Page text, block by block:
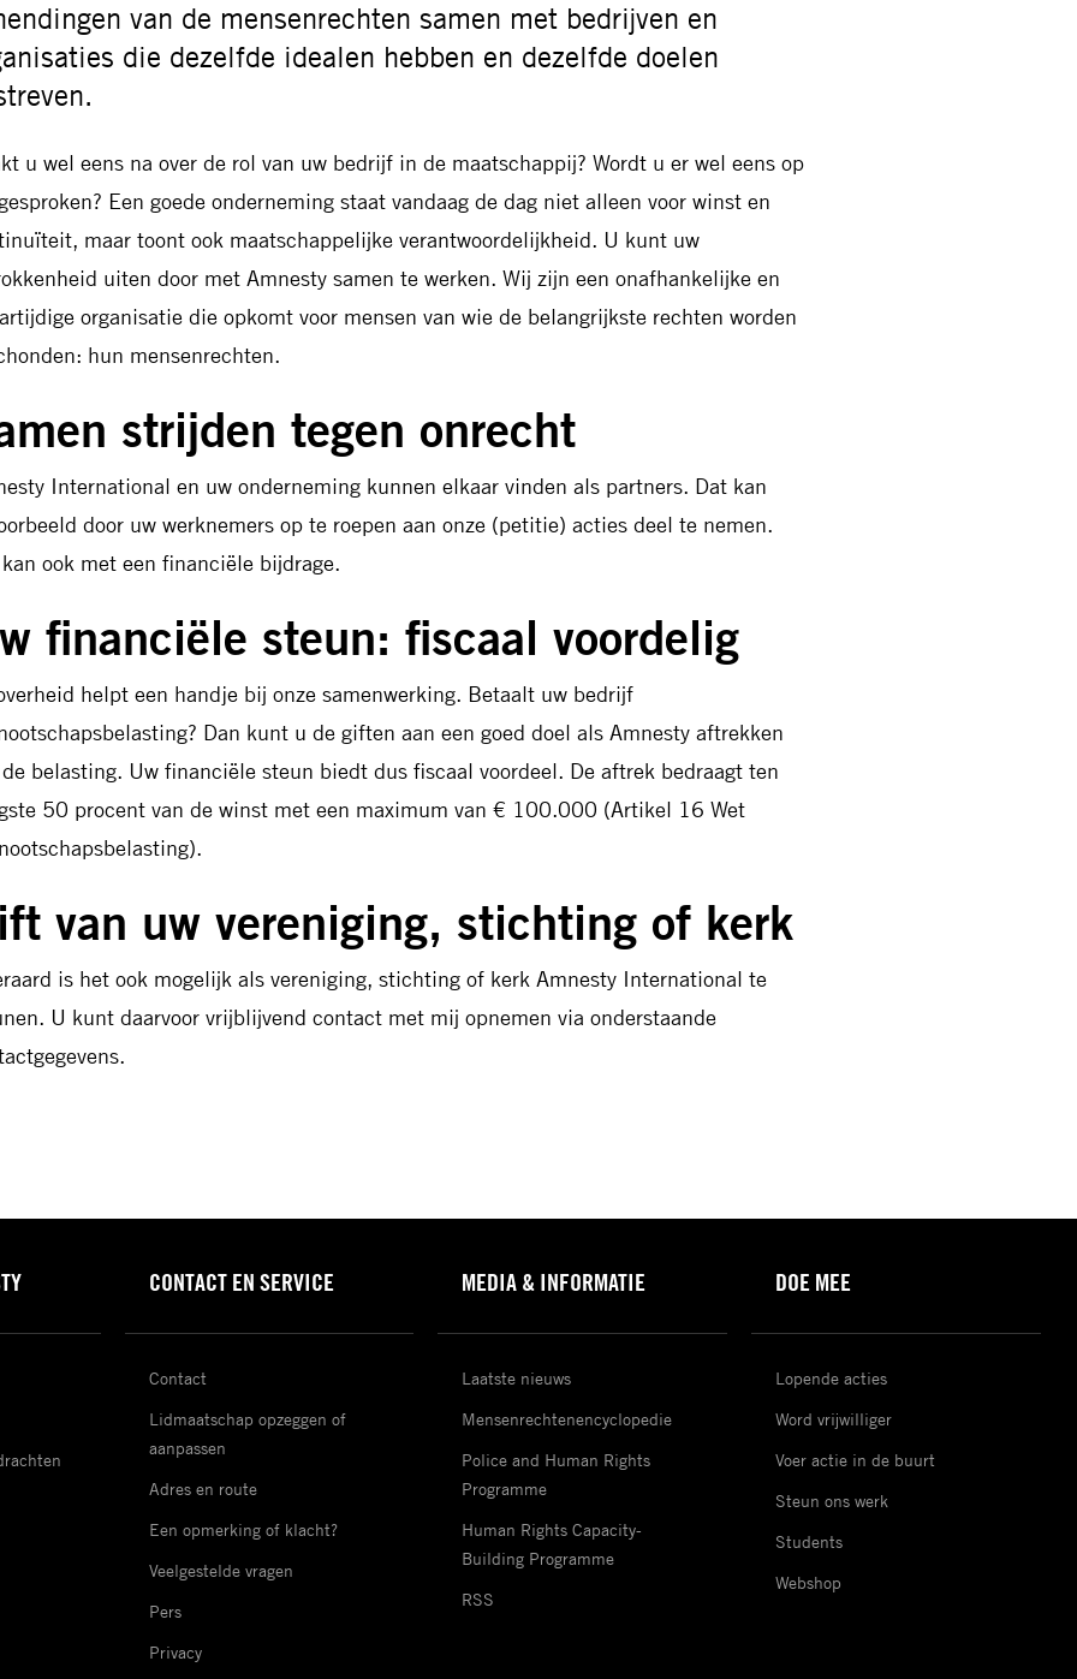
van de mensenrechten samen met bedrijven en
die dezelfde idealen hebben en dezelfde doelen
u wel eens na over de rol van uw bedrijf in de maatschappij? Wordt u er wel eens op
Een goede onderneming staat vandaag de dag niet alleen voor winst en
maar toont ook maatschappelijke verantwoordelijkheid. U kunt uw
uiten door met Amnesty samen te werken. Wij zijn een onafhankelijke en
organisatie die opkomt voor mensen van wie de belangrijkste rechten worden
hun mensenrechten.
strijden tegen onrecht
International en uw onderneming kunnen elkaar vinden als partners. Dat kan
door uw werknemers op te roepen aan onze (petitie) acties deel te nemen.
ook met een financiële bijdrage.
financiële steun: fiscaal voordelig
helpt een handje bij onze samenwerking. Betaalt uw bedrijf
Dan kunt u de giften aan een goed doel als Amnesty aftrekken
belasting. Uw financiële steun biedt dus fiscaal voordeel. De aftrek bedraagt ten
50 procent van de winst met een maximum van € 100.000 (Artikel 16 Wet
van uw vereniging, stichting of kerk
is het ook mogelijk als vereniging, stichting of kerk Amnesty International te
U kunt daarvoor vrijblijvend contact met mij opnemen via onderstaande
CONTACT EN SERVICE
Contact
Lidmaatschap opzeggen of
aanpassen
Adres en route
Een opmerking of klacht?
Veelgestelde vragen
Pers
Privacy
MEDIA & INFORMATIE
Laatste nieuws
Mensenrechtenencyclopedie
Police and Human Rights
Programme
Human Rights Capacity-
Building Programme
RSS
DOE MEE
Lopende acties
Word vrijwilliger
Voer actie in de buurt
Steun ons werk
Students
Webshop